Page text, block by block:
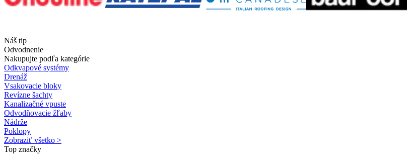
Náš tip
Odvodnenie
Nakupujte podľa kategórie
Odkvapové systémy
Drenáž
Vsakovacie bloky
Revízne šachty
Kanalizačné vpuste
Odvodňovacie žľaby
Nádrže
Poklopy
Zobraziť všetko >
Top značky